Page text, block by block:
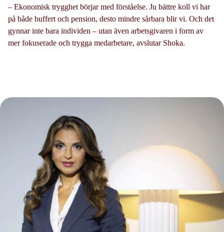
– Ekonomisk trygghet börjar med förståelse. Ju bättre koll vi har
på både buffert och pension, desto mindre sårbara blir vi. Och det
gynnar inte bara individen – utan även arbetsgivaren i form av
mer fokuserade och trygga medarbetare, avslutar Shoka.